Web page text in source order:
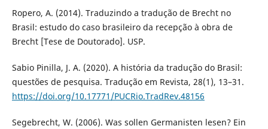
Ropero, A. (2014). Traduzindo a tradução de Brecht no
Brasil: estudo do caso brasileiro da recepção à obra de
Brecht [Tese de Doutorado]. USP.
Sabio Pinilla, J. A. (2020). A história da tradução do Brasil:
questões de pesquisa. Tradução em Revista, 28(1), 13–31.
https://doi.org/10.17771/PUCRio.TradRev.48156
Segebrecht, W. (2006). Was sollen Germanisten lesen? Ein